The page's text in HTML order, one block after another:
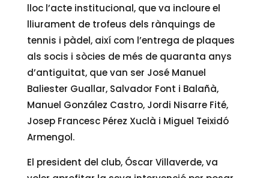
lloc l’acte institucional, que va incloure el
lliurament de trofeus dels rànquings de
tennis i pàdel, així com l’entrega de plaques
als socis i sòcies de més de quaranta anys
d’antiguitat, que van ser José Manuel
Baliester Guallar, Salvador Font i Balañà,
Manuel González Castro, Jordi Nisarre Fité,
Josep Francesc Pérez Xuclà i Miguel Teixidó
Armengol.
El president del club, Óscar Villaverde, va